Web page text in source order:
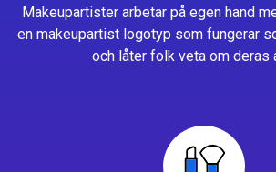
Makeupartister arbetar på egen hand
en makeupartist logotyp som fungerar
och låter folk veta om deras